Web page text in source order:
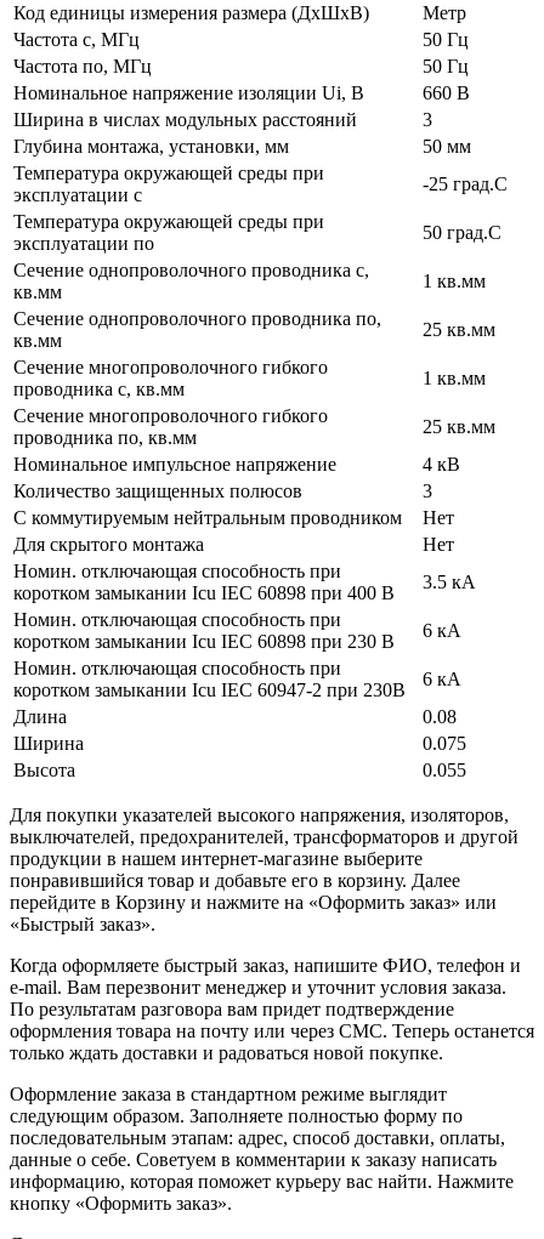
Код единицы измерения размера (ДхШхВ)
Метр
Частота с, МГц
50 Гц
Частота по, МГц
50 Гц
Номинальное напряжение изоляции Ui, В
660 В
Ширина в числах модульных расстояний
3
Глубина монтажа, установки, мм
50 мм
Температура окружающей среды при
эксплуатации с
-25 град.C
Температура окружающей cреды при
эксплуатации по
50 град.C
Сечение однопроволочного проводника с,
кв.мм
1 кв.мм
Сечение однопроволочного проводника по,
кв.мм
25 кв.мм
Сечение многопроволочного гибкого
проводника с, кв.мм
1 кв.мм
Сечение многопроволочного гибкого
проводника по, кв.мм
25 кв.мм
Номинальное импульсное напряжение
4 кВ
Количество защищенных полюсов
3
С коммутируемым нейтральным проводником
Нет
Для скрытого монтажа
Нет
Номин. отключающая способность при
коротком замыкании Icu IEC 60898 при 400 В
3.5 кА
Номин. отключающая способность при
коротком замыкании Icu IEC 60898 при 230 В
6 кА
Номин. отключающая способность при
коротком замыкании Icu IEC 60947-2 при 230В
6 кА
Длина
0.08
Ширина
0.075
Высота
0.055
Для покупки указателей высокого напряжения, изоляторов,
выключателей, предохранителей, трансформаторов и другой
продукции в нашем интернет-магазине выберите
понравившийся товар и добавьте его в корзину. Далее
перейдите в Корзину и нажмите на «Оформить заказ» или
«Быстрый заказ».
Когда оформляете быстрый заказ, напишите ФИО, телефон и
e-mail. Вам перезвонит менеджер и уточнит условия заказа.
По результатам разговора вам придет подтверждение
оформления товара на почту или через СМС. Теперь останется
только ждать доставки и радоваться новой покупке.
Оформление заказа в стандартном режиме выглядит
следующим образом. Заполняете полностью форму по
последовательным этапам: адрес, способ доставки, оплаты,
данные о себе. Советуем в комментарии к заказу написать
информацию, которая поможет курьеру вас найти. Нажмите
кнопку «Оформить заказ».